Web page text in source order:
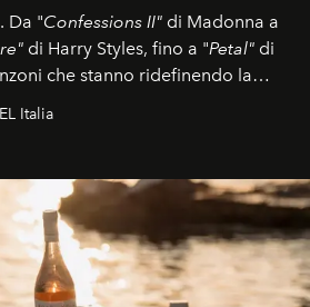
Da "Confessions II" di Madonna a
di Harry Styles, fino a "Petal" di
che stanno ridefinendo la
stagione.
Italia